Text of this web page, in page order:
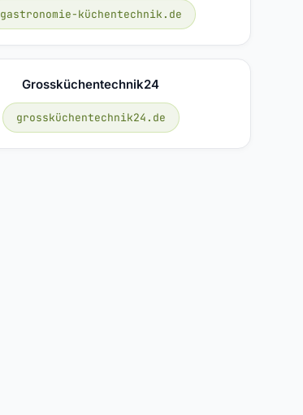
gastronomie-küchentechnik.de
Grossküchentechnik24
grossküchentechnik24.de